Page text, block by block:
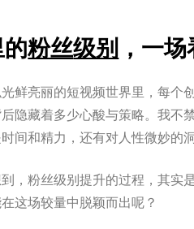
的粉丝级别 ，一
鲜亮丽的短视频世界里，每个
隐藏着多少心酸与策略。我不
间和精力，还有对人性微妙的洞
，粉丝级别提升的过程，其实
这场较量中脱颖而出呢？